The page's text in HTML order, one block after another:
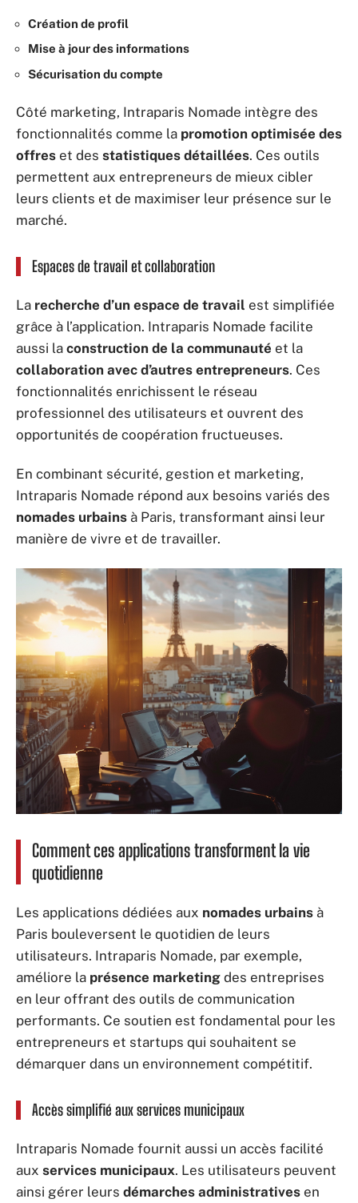
Création de profil
Mise à jour des informations
Sécurisation du compte
Côté marketing, Intraparis Nomade intègre des
fonctionnalités comme la promotion optimisée des
offres et des statistiques détaillées. Ces outils
permettent aux entrepreneurs de mieux cibler
leurs clients et de maximiser leur présence sur le
marché.
Espaces de travail et collaboration
La recherche d’un espace de travail est simplifiée
grâce à l’application. Intraparis Nomade facilite
aussi la construction de la communauté et la
collaboration avec d’autres entrepreneurs. Ces
fonctionnalités enrichissent le réseau
professionnel des utilisateurs et ouvrent des
opportunités de coopération fructueuses.
En combinant sécurité, gestion et marketing,
Intraparis Nomade répond aux besoins variés des
nomades urbains à Paris, transformant ainsi leur
manière de vivre et de travailler.
Comment ces applications transforment la vie
quotidienne
Les applications dédiées aux nomades urbains à
Paris bouleversent le quotidien de leurs
utilisateurs. Intraparis Nomade, par exemple,
améliore la présence marketing des entreprises
en leur offrant des outils de communication
performants. Ce soutien est fondamental pour les
entrepreneurs et startups qui souhaitent se
démarquer dans un environnement compétitif.
Accès simplifié aux services municipaux
Intraparis Nomade fournit aussi un accès facilité
aux services municipaux. Les utilisateurs peuvent
ainsi gérer leurs démarches administratives en